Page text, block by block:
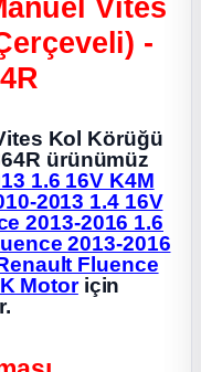
Vites
-
Kol Körüğü
ürünümüz
1.6 16V K4M
2013 1.4 16V
2013-2016 1.6
2013-2016
Fluence
Motoriçin